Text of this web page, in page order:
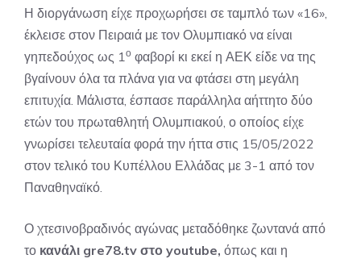
Η διοργάνωση είχε προχωρήσει σε ταμπλό των «16»,
έκλεισε στον Πειραιά με τον Ολυμπιακό να είναι
γηπεδούχος ως 1ο φαβορί κι εκεί η ΑΕΚ είδε να της
βγαίνουν όλα τα πλάνα για να φτάσει στη μεγάλη
επιτυχία. Μάλιστα, έσπασε παράλληλα αήττητο δύο
ετών του πρωταθλητή Ολυμπιακού, ο οποίος είχε
γνωρίσει τελευταία φορά την ήττα στις 15/05/2022
στον τελικό του Κυπέλλου Ελλάδας με 3-1 από τον
Παναθηναϊκό.
Ο χτεσινοβραδινός αγώνας μεταδόθηκε ζωντανά από
το κανάλι gre78.tv στο youtube, όπως και η